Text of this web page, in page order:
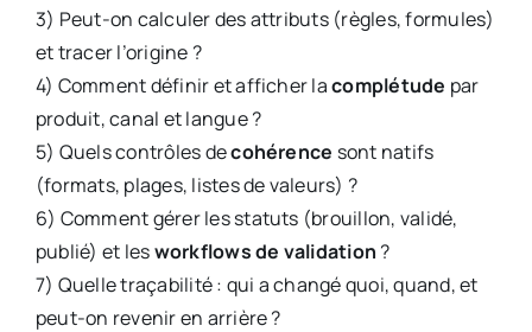
3) Peut-on calculer des attributs (règles, formules)
et tracer l’origine ?
4) Comment définir et afficher lacomplétude par
produit, canal et langue ?
5) Quels contrôles decohérence sont natifs
(formats, plages, listes de valeurs) ?
6) Comment gérer les statuts (brouillon, validé,
publié) et lesworkflows de validation ?
7) Quelle traçabilité : qui a changé quoi, quand, et
peut-on revenir en arrière ?